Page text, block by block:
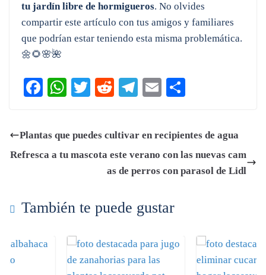
tu jardín libre de hormigueros. No olvides
compartir este artículo con tus amigos y familiares
que podrían estar teniendo esta misma problemática.
🌼🌻🌸🌺
Fa
ok
W
A
pp
T
r
R
t
Te
a
m
E
pa
rti
Plantas que puedes cultivar en recipientes de agua
Refresca a tu mascota este verano con las nuevas cam
as de perros con parasol de Lidl
También te puede gustar